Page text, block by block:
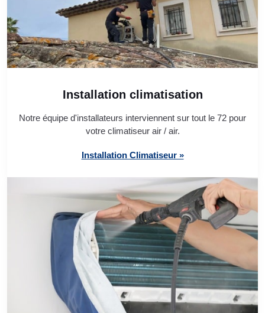
Installation climatisation
Notre équipe d'installateurs interviennent sur tout le 72 pour
votre climatiseur air / air.
Installation Climatiseur »